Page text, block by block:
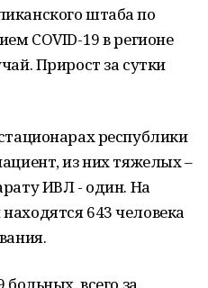
штаба по
COVID-19 в регионе
Прирост за сутки
республики
из них тяжелых –
ИВЛ - один. На
643 человека